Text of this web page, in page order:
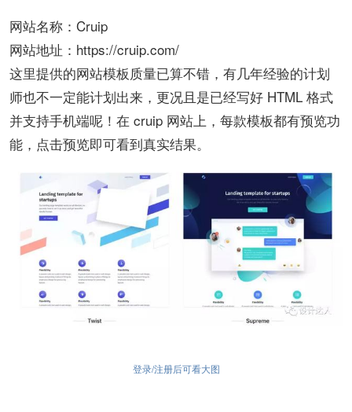
网站名称：Cruip
网站地址：https://cruip.com/
这里提供的网站模板质量已算不错，有几年经验的计划
师也不一定能计划出来，更况且是已经写好 HTML 格式
并支持手机端呢！在 cruip 网站上，每款模板都有预览功
能，点击预览即可看到真实结果。
登录/注册后可看大图